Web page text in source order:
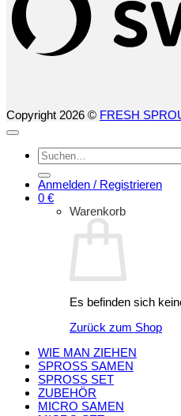
Copyright 2026 © FRESH
Suchen
nach:
Anmelden / Registrieren
0 €
Warenkorb
Es befinden sich
Zurück zum Shop
WIE MAN ZIEHEN
SPROSS SAMEN
SPROSS SET
ZUBEHÖR
MICRO SAMEN